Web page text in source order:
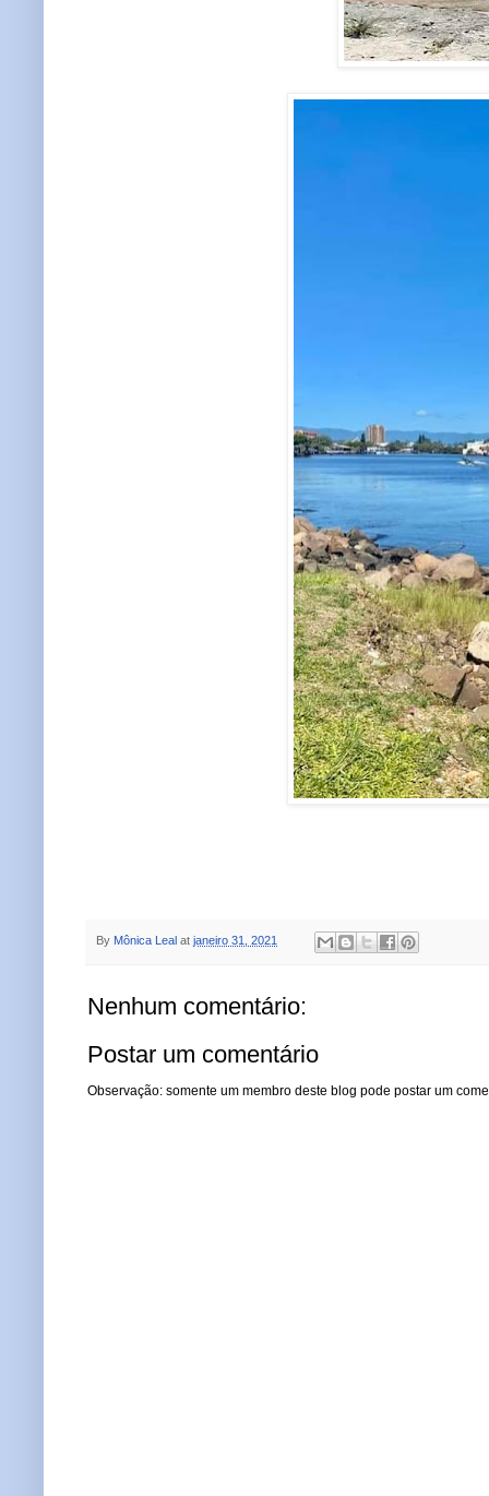
By Mônica Leal at janeiro 31, 2021
Nenhum comentário:
Postar um comentário
Observação: somente um membro deste blog pode postar um